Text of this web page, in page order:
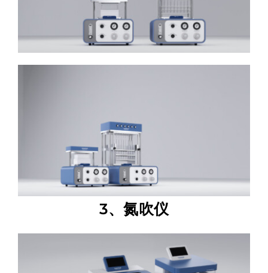
3、氮吹仪